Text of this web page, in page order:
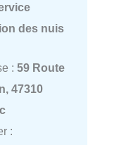
des nuis
: 59 Route
47310
: